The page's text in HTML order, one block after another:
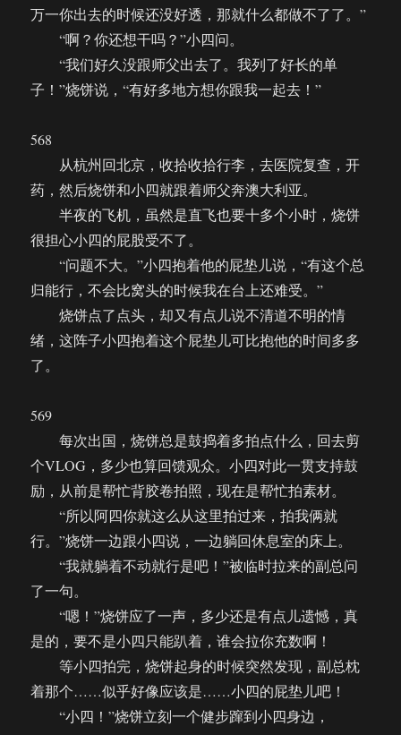
万一你出去的时候还没好透，那就什么都做不了了。”
“啊？你还想干吗？”小四问。
“我们好久没跟师父出去了。我列了好长的单
子！”烧饼说，“有好多地方想你跟我一起去！”
568
从杭州回北京，收拾收拾行李，去医院复查，开
药，然后烧饼和小四就跟着师父奔澳大利亚。
半夜的飞机，虽然是直飞也要十多个小时，烧饼
很担心小四的屁股受不了。
“问题不大。”小四抱着他的屁垫儿说，“有这个总
归能行，不会比窝头的时候我在台上还难受。”
烧饼点了点头，却又有点儿说不清道不明的情
绪，这阵子小四抱着这个屁垫儿可比抱他的时间多多
了。
569
每次出国，烧饼总是鼓捣着多拍点什么，回去剪
个VLOG，多少也算回馈观众。小四对此一贯支持鼓
励，从前是帮忙背胶卷拍照，现在是帮忙拍素材。
“所以阿四你就这么从这里拍过来，拍我俩就
行。”烧饼一边跟小四说，一边躺回休息室的床上。
“我就躺着不动就行是吧！”被临时拉来的副总问
了一句。
“嗯！”烧饼应了一声，多少还是有点儿遗憾，真
是的，要不是小四只能趴着，谁会拉你充数啊！
等小四拍完，烧饼起身的时候突然发现，副总枕
着那个……似乎好像应该是……小四的屁垫儿吧！
“小四！”烧饼立刻一个健步蹿到小四身边，